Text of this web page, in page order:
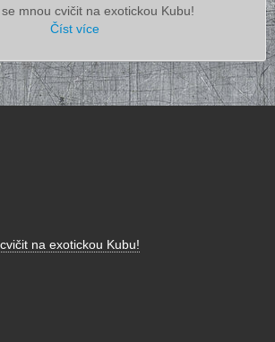
mnou cvičit na exotickou Kubu!
Číst více
na exotickou Kubu!